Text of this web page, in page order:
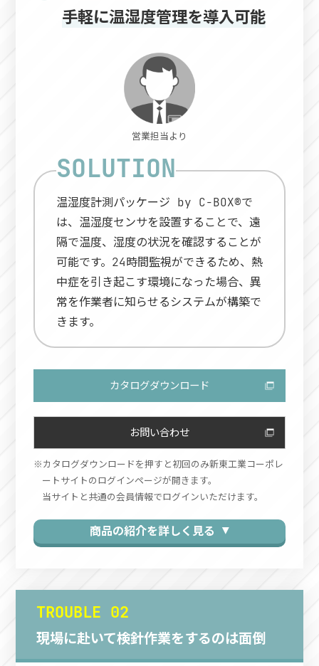
手軽に温湿度管理を導入可能
営業担当より
温湿度計測パッケージ by C-BOX®で
は、温湿度センサを設置することで、遠
隔で温度、湿度の状況を確認することが
可能です。24時間監視ができるため、熱
中症を引き起こす環境になった場合、異
常を作業者に知らせるシステムが構築で
きます。
カタログダウンロード
お問い合わせ
カタログダウンロードを押すと初回のみ新東工業コーポレ
ートサイトのログインページが開きます。
当サイトと共通の会員情報でログインいただけます。
商品の紹介を詳しく見る ▼
TROUBLE 02
現場に赴いて検針作業をするのは面倒